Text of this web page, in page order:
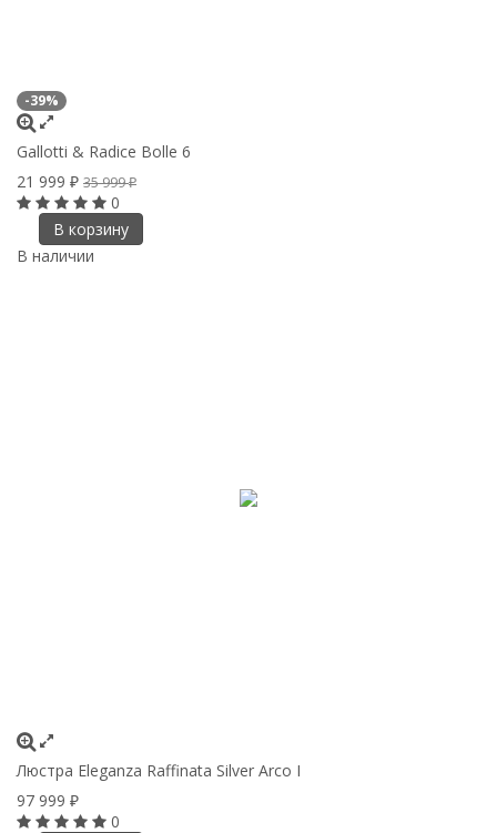
-39%
Gallotti & Radice Bolle 6
21 999 ₽ 35 999₽
0
В корзину
В наличии
Люстра Eleganza Raffinata Silver Arco I
97 999 ₽
0